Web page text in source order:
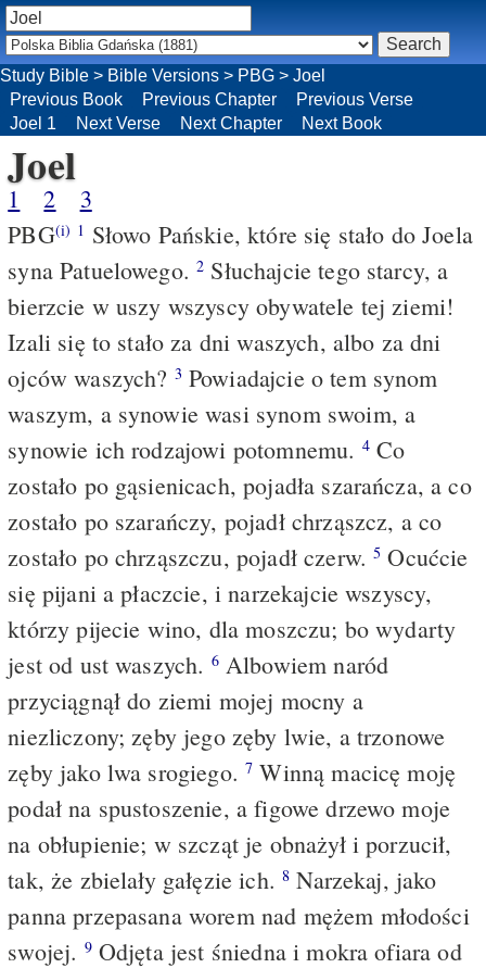
Joel
1 2
3
PBG(i) 1 Słowo Pańskie, które się stało do Joela
syna Patuelowego.2 Słuchajcie tego starcy, a
bierzcie w uszy wszyscy obywatele tej ziemi!
Izali się to stało za dni waszych, albo za dni
ojców waszych? 3 Powiadajcie o tem synom
waszym, a synowie wasi synom swoim, a
synowie ich rodzajowi potomnemu. 4Co
zostało po gąsienicach, pojadła szarańcza, a co
zostało po szarańczy, pojadł chrząszcz, a co
zostało po chrząszczu, pojadł czerw.5 Ocućcie
się pijani a płaczcie, i narzekajcie wszyscy,
którzy pijecie wino, dla moszczu; bo wydarty
jest od ust waszych. 6Albowiem naród
przyciągnął do ziemi mojej mocny a
niezliczony; zęby jego zęby lwie, a trzonowe
zęby jako lwa srogiego.7 Winną macicę moję
podał na spustoszenie, a figowe drzewo moje
na obłupienie; w szcząt je obnażył i porzucił,
tak, że zbielały gałęzie ich.8 Narzekaj, jako
panna przepasana worem nad mężem młodości
swojej. 9Odjęta jest śniedna i mokra ofiara od
Study Bible > Bible Versions > PBG > Joel
Previous Book
Previous Chapter
Previous Verse
Joel 1
Next Verse Next Chapter Next Book